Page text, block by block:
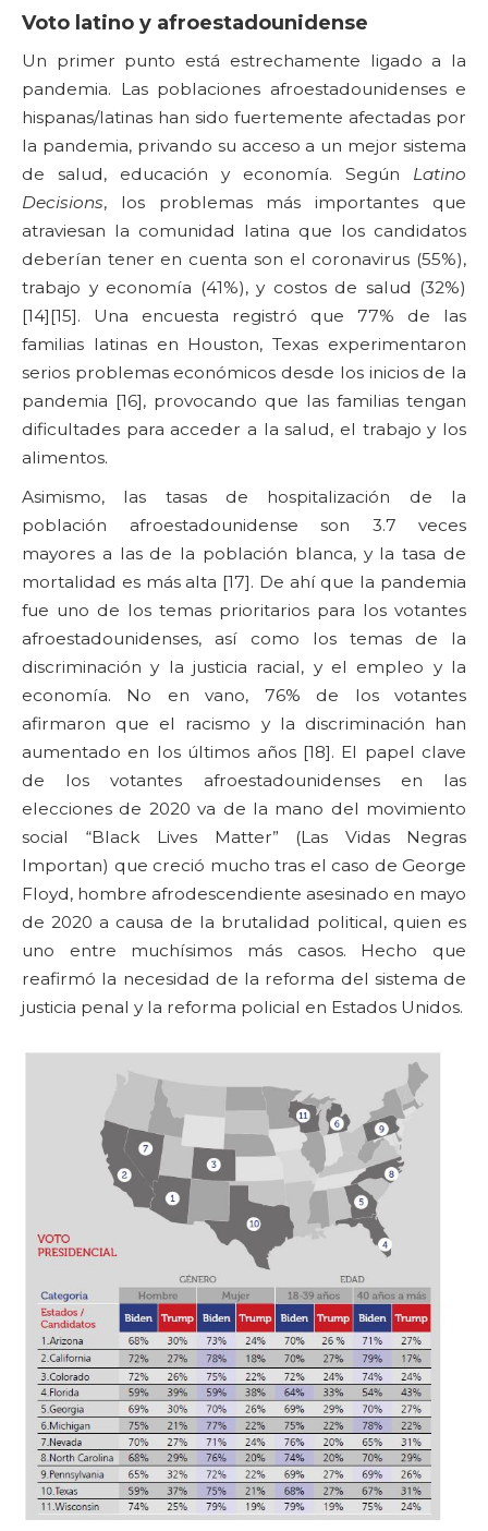
Voto latino y afroestadounidense
Un primer punto está estrechamente ligado a la
pandemia. Las poblaciones afroestadounidenses e
hispanas/latinas han sido fuertemente afectadas por
la pandemia, privando su acceso a un mejor sistema
de salud, educación y economía. Según Latino
Decisions, los problemas más importantes que
atraviesan la comunidad latina que los candidatos
deberían tener en cuenta son el coronavirus (55%),
trabajo y economía (41%), y costos de salud (32%)
[14][15]. Una encuesta registró que 77% de las
familias latinas en Houston, Texas experimentaron
serios problemas económicos desde los inicios de la
pandemia [16], provocando que las familias tengan
dificultades para acceder a la salud, el trabajo y los
alimentos.
Asimismo, las tasas de hospitalización de la
población afroestadounidense son 3.7 veces
mayores a las de la población blanca, y la tasa de
mortalidad es más alta [17]. De ahí que la pandemia
fue uno de los temas prioritarios para los votantes
afroestadounidenses, así como los temas de la
discriminación y la justicia racial, y el empleo y la
economía. No en vano, 76% de los votantes
afirmaron que el racismo y la discriminación han
aumentado en los últimos años [18]. El papel clave
de los votantes afroestadounidenses en las
elecciones de 2020 va de la mano del movimiento
social “Black Lives Matter” (Las Vidas Negras
Importan) que creció mucho tras el caso de George
Floyd, hombre afrodescendiente asesinado en mayo
de 2020 a causa de la brutalidad political, quien es
uno entre muchísimos más casos. Hecho que
reafirmó la necesidad de la reforma del sistema de
justicia penal y la reforma policial en Estados Unidos.